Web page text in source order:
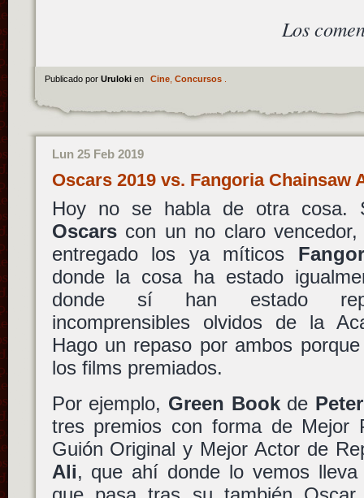
Los
Publicado por Uruloki en Cine, Concursos.
Lun 25 Feb 2019
Oscars 2019 vs. Fangoria Chainsaw
Hoy no se habla de otra cosa.
Oscarscon un no claro
entregado los ya míticos
donde la cosa ha estado
donde sí han estado
incomprensibles olvidos de la
Hago un repaso por ambos
los films premiados.
Por ejemplo, Green Bookde
tres premios con forma de Mejor
Guión Original y Mejor Actor de
Ali, que ahí donde lo vemos